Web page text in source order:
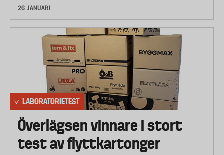
26 JANUARI
LABORATORIETEST
Överlägsen vinnare i stort
test av flyttkartonger